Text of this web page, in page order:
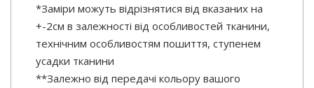
*Заміри можуть відрізнятися від вказаних на
+-2см в залежності від особливостей тканини,
технічним особливостям пошиття, ступенем
усадки тканини
**Залежно від передачі кольору вашого